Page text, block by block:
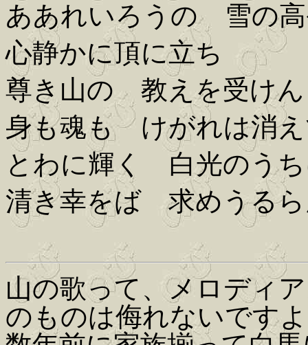
ああれいろうの 雪の
心静かに頂に立ち
尊き山の 教えを受けん
身も魂も けがれは消
とわに輝く 白光のう
清き幸をば 求めうる
山の歌って、メロディ
のものは侮れないです